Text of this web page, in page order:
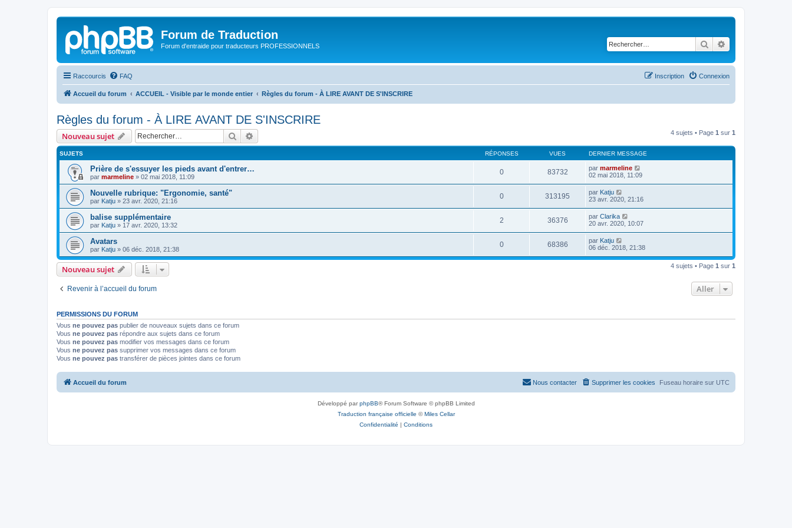
Forum de Traduction
Forum d'entraide pour traducteurs PROFESSIONNELS Rechercher
Raccourcis FAQ Connexion
Inscription
Accueil du forum ACCUEIL - Visible par le monde entier Règles du forum - À LIRE AVANT DE S'INSCRIRE
Règles du forum - À LIRE AVANT DE S'INSCRIRE
Nouveau sujet Rechercher 4 sujets • Page 1 sur 1
SUJETS RÉPONSES VUES DERNIER MESSAGE
Prière de s'essuyer les pieds avant d'entrer…
par marmeline » 02 mai 2018, 11:09
0 83732 par marmeline
02 mai 2018, 11:09
Nouvelle rubrique: "Ergonomie, santé"
par Katju » 23 avr. 2020, 21:16
0 313195 par Katju
23 avr. 2020, 21:16
balise supplémentaire
par Katju » 17 avr. 2020, 13:32
2 36376 par Clarika
20 avr. 2020, 10:07
Avatars
par Katju » 06 déc. 2018, 21:38
0 68386 par Katju
06 déc. 2018, 21:38
Nouveau sujet 4 sujets • Page 1 sur 1
Revenir à l’accueil du forum Aller
PERMISSIONS DU FORUM
Vous ne pouvez pas publier de nouveaux sujets dans ce forum
Vous ne pouvez pas répondre aux sujets dans ce forum
Vous ne pouvez pas modifier vos messages dans ce forum
Vous ne pouvez pas supprimer vos messages dans ce forum
Vous ne pouvez pas transférer de pièces jointes dans ce forum
Accueil du forum Fuseau horaire sur UTC
Supprimer les cookies
Nous contacter
Développé parphpBB® Forum Software © phpBB Limited
Traduction française officielle ©Miles Cellar
Confidentialité | Conditions